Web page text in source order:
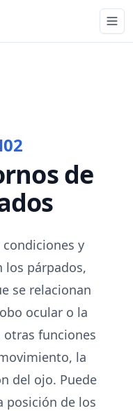
de
y
los párpados,
se relacionan
ocular o la
funciones
la
del ojo. Puede
posición de los